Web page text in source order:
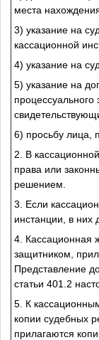
места
3) указание на
кассационной
4) указание на
5) указание на
6) просьбу лица,
2. В
права или
решением.
3. Если
инстанции, в них
4. Кассационная
защитником,
Представление
статьи 401.2
5. К
копии судебных
прилагаются